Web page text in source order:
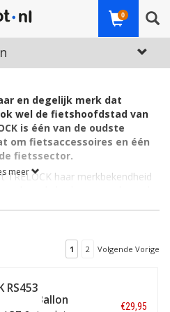
0
en degelijk merk dat
wel de fietshoofdstad van
is één van de oudste
om fietsaccessoires en één
fietssector.
haar merkbekendheid
Security and Control’ en dat
produceert namelijk al
gaat om het beveiligen van
de ontwikkeling van de
centraal. TRELOCK-producten
meer
1 2 Volgende Vorige
RS453
P-O-C Ballon
€29,95